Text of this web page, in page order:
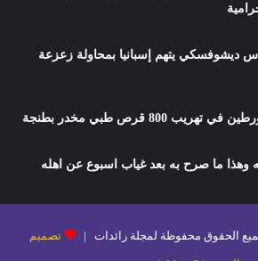
ديشوفسكي يتهم إسبانيا بمحاولة زعزعة
800 قرص طبي مخدر بطنجة
وهذا ما صرح به بعد غياب اسبوع عن اهله
تصميم